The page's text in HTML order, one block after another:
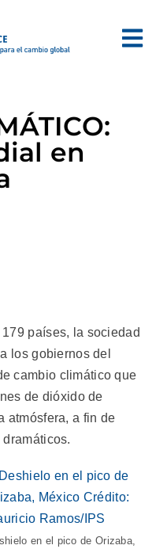
en
países, la sociedad
los gobiernos del
cambio climático que
de dióxido de
atmósfera, a fin de
en el pico de Orizaba,